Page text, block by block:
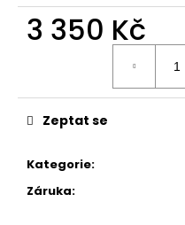
3 350 Kč
Kategorie:
Záruka:
Zeptat se
o
p
o
u
č